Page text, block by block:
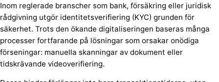
Inom reglerade branscher som bank, försäkring eller juridisk
rådgivning utgör identitetsverifiering (KYC) grunden för
säkerhet. Trots den ökande digitaliseringen baseras många
processer fortfarande på lösningar som orsakar onödiga
förseningar: manuella skanningar av dokument eller
tidskrävande videoverifiering.